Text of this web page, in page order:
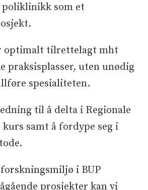
poliklinikk som et
optimalt tilrettelagt mht
praksisplasser, uten unødig
spesialiteten.
til å delta i Regionale
samt å fordype seg i
i BUP
prosjekter kan vi